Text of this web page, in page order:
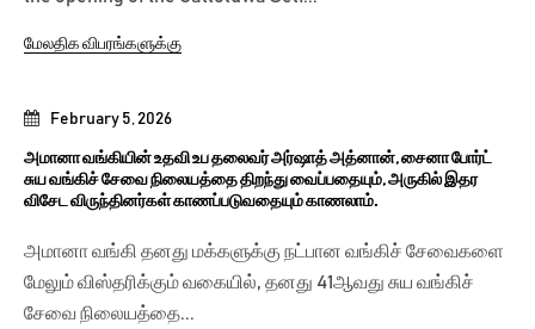
February 5, 2026
அமானா வங்கியின் உதவி உப தலைவர் அர்ஷாத் அத்னான், சைனா போர்ட்
சுய வங்கிச் சேவை நிலையத்தை திறந்து வைப்பதையும், அருகில் இதர
விசேட விருந்தினர்கள் காணப்படுவதையும் காணலாம்.
அமானா வங்கி தனது மக்களுக்கு நட்பான வங்கிச் சேவைகளை
மேலும் விஸ்தரிக்கும் வகையில், தனது 41ஆவது சுய வங்கிச்
சேவை நிலையத்தை...
மேலதிக விபரங்களுக்கு